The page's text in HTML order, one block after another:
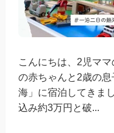
こんにちは、2児マ
の赤ちゃんと2歳の
海」に宿泊してきま
込み約3万円と破...